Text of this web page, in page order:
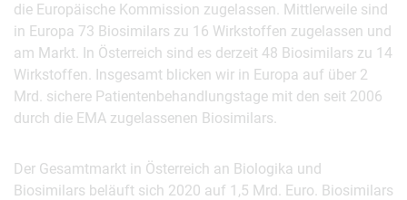
die Europäische Kommission zugelassen. Mittlerweile sind
in Europa 73 Biosimilars zu 16 Wirkstoffen zugelassen und
am Markt. In Österreich sind es derzeit 48 Biosimilars zu 14
Wirkstoffen. Insgesamt blicken wir in Europa auf über 2
Mrd. sichere Patientenbehandlungstage mit den seit 2006
durch die EMA zugelassenen Biosimilars.
Der Gesamtmarkt in Österreich an Biologika und
Biosimilars beläuft sich 2020 auf 1,5 Mrd. Euro. Biosimilars